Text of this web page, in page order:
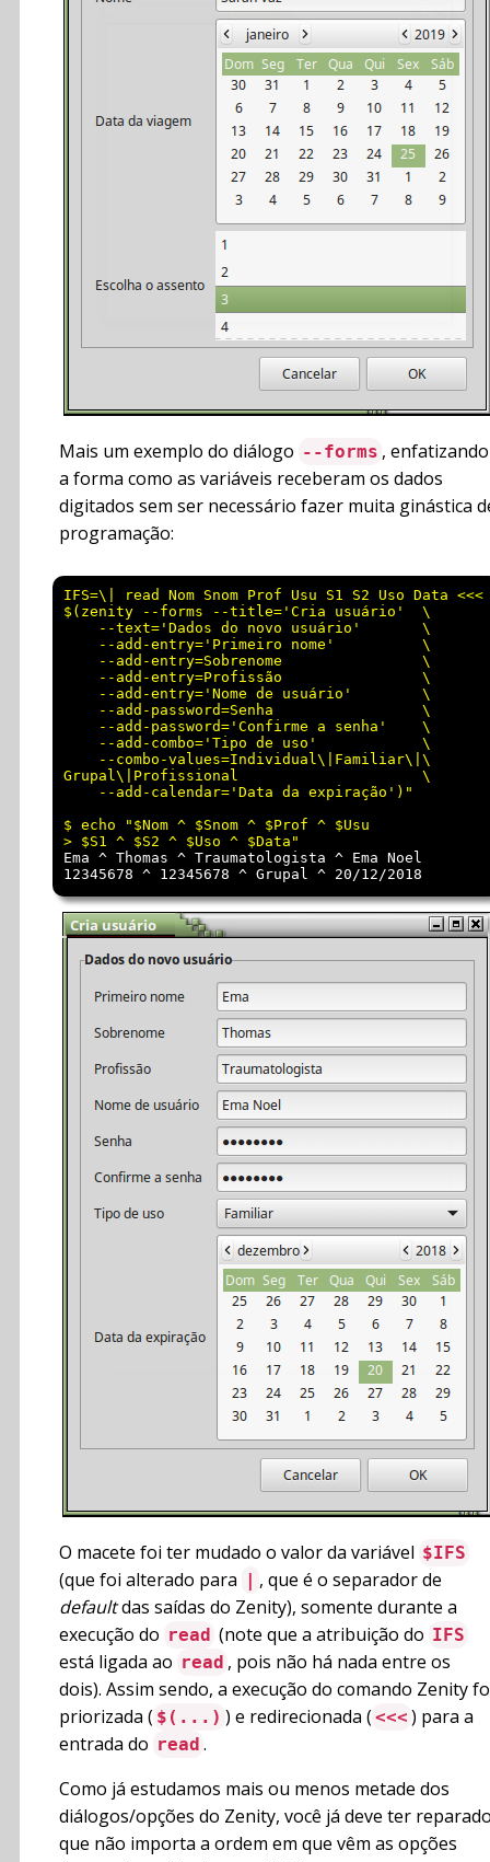
Mais um exemplo do diálogo --forms , enfatizando
a forma como as variáveis receberam os dados
digitados sem ser necessário fazer muita ginástica
programação:
IFS=\| read Nom Snom Prof Usu S1 S2 Uso Data
$(zenity --forms --title='Cria usuário'  \
    --text='Dados do novo usuário'       \
    --add-entry='Primeiro nome'          \
    --add-entry=Sobrenome                \
    --add-entry=Profissão                \
    --add-entry='Nome de usuário'        \
    --add-password=Senha                 \
    --add-password='Confirme a senha'    \
    --add-combo='Tipo de uso'            \
    --combo-values=Individual\|Familiar\|\
Grupal\|Profissional                     \
    --add-calendar='Data da expiração')"
$ echo "$Nom ^ $Snom ^ $Prof ^ $Usu
Ema ^ Thomas ^ Traumatologista ^ Ema Noel
O macete foi ter mudado o valor da variável $IFS
(que foi alterado para
, que é o separador de
defaultdas saídas do Zenity), somente durante a
execução do read (note que a atribuição do IFS
está ligada ao read , pois não há nada entre os
dois). Assim sendo, a execução do comando Zenity
priorizada ( $(...) ) e redirecionada (<<< ) para a
entrada do read .
Como já estudamos mais ou menos metade dos
diálogos/opções do Zenity, você já deve ter
que não importa a ordem em que vêm as opções